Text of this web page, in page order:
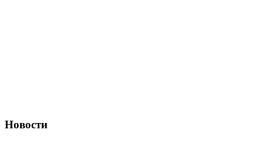
Новости